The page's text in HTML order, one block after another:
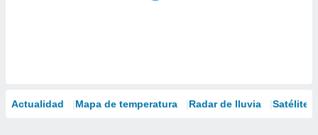
Actualidad Mapa de temperatura Radar de lluvia Satélites